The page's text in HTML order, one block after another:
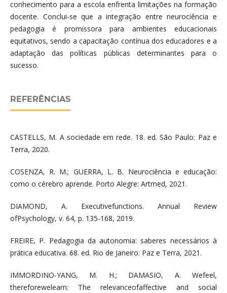
conhecimento para a escola enfrenta limitações na formação
docente. Conclui-se que a integração entre neurociência e
pedagogia é promissora para ambientes educacionais
equitativos, sendo a capacitação contínua dos educadores e a
adaptação das políticas públicas determinantes para o
sucesso.
REFERÊNCIAS
CASTELLS, M. A sociedade em rede. 18. ed. São Paulo: Paz e
Terra, 2020.
COSENZA, R. M.; GUERRA, L. B. Neurociência e educação:
como o cérebro aprende. Porto Alegre: Artmed, 2021.
DIAMOND, A. Executivefunctions. Annual Review
ofPsychology, v. 64, p. 135-168, 2019.
FREIRE, P. Pedagogia da autonomia: saberes necessários à
prática educativa. 68. ed. Rio de Janeiro: Paz e Terra, 2021.
IMMORDINO-YANG, M. H.; DAMASIO, A. Wefeel,
thereforewelearn: The relevanceofaffective and social